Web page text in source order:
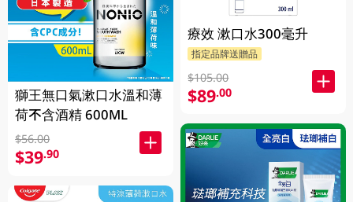
獅王無口氣漱口水溫和薄
荷不含酒精 600ML
$56.00
$39.90
療效 漱口水300毫升
指定品牌送贈品
$105.00
$89.00